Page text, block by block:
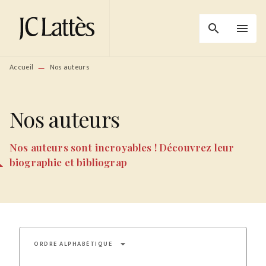
MENU RECHERCHE
PIED DE PAGE
search menu
Accueil — Nos auteurs
Nos auteurs
Nos auteurs sont incroyables ! Découvrez leur
biographie et bibliograp
ORDRE ALPHABÉTIQUE arrow_drop_down